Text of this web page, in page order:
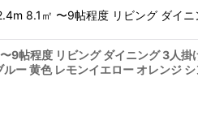
8.1㎡ 〜9帖程度 リビング ダ
9帖程度 リビング ダイニング 3人
ルー 黄色 レモンイエロー オレン